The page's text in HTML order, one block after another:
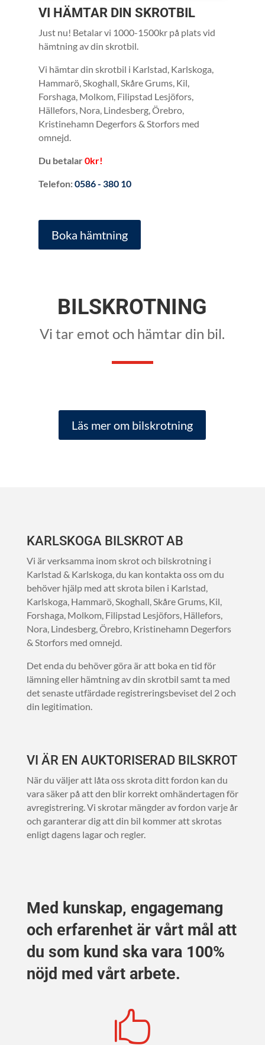
VI HÄMTAR DIN SKROTBIL
Just nu! Betalar vi 1000-1500kr på plats vid
hämtning av din skrotbil.
Vi hämtar din skrotbil i Karlstad, Karlskoga,
Hammarö, Skoghall, Skåre Grums, Kil,
Forshaga, Molkom, Filipstad Lesjöfors,
Hällefors, Nora, Lindesberg, Örebro,
Kristinehamn Degerfors & Storfors med
omnejd.
Du betalar0kr!
Telefon:0586 - 380 10
Boka hämtning
BILSKROTNING
Vi tar emot och hämtar din bil.
Läs mer om bilskrotning
KARLSKOGA BILSKROT AB
Vi är verksamma inom skrot och bilskrotning i
Karlstad & Karlskoga, du kan kontakta oss om du
behöver hjälp med att skrota bilen i Karlstad,
Karlskoga, Hammarö, Skoghall, Skåre Grums, Kil,
Forshaga, Molkom, Filipstad Lesjöfors, Hällefors,
Nora, Lindesberg, Örebro, Kristinehamn Degerfors
& Storfors med omnejd.
Det enda du behöver göra är att boka en tid för
lämning eller hämtning av din skrotbil samt ta med
det senaste utfärdade registreringsbeviset del 2 och
din legitimation.
VI ÄR EN AUKTORISERAD BILSKROT
När du väljer att låta oss skrota ditt fordon kan du
vara säker på att den blir korrekt omhändertagen för
avregistrering. Vi skrotar mängder av fordon varje år
och garanterar dig att din bil kommer att skrotas
enligt dagens lagar och regler.
Med kunskap, engagemang
och erfarenhet är vårt mål att
du som kund ska vara 100%
nöjd med vårt arbete.
